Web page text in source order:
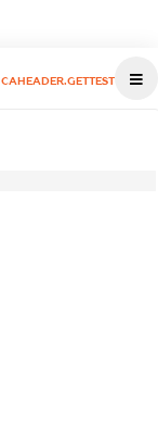
CAHEADER.GETTEST